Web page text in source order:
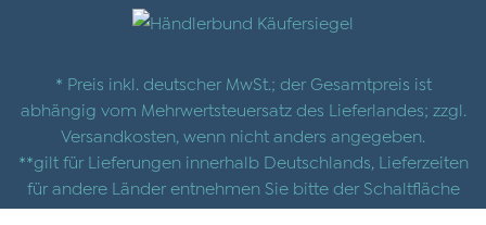
* Preis inkl. deutscher MwSt.; der Gesamtpreis ist
abhängig vom Mehrwertsteuersatz des Lieferlandes; zzgl.
Versandkosten , wenn nicht anders angegeben.
**gilt für Lieferungen innerhalb Deutschlands, Lieferzeiten
für andere Länder entnehmen Sie bitte der Schaltfläche
mit denVersandinformationen